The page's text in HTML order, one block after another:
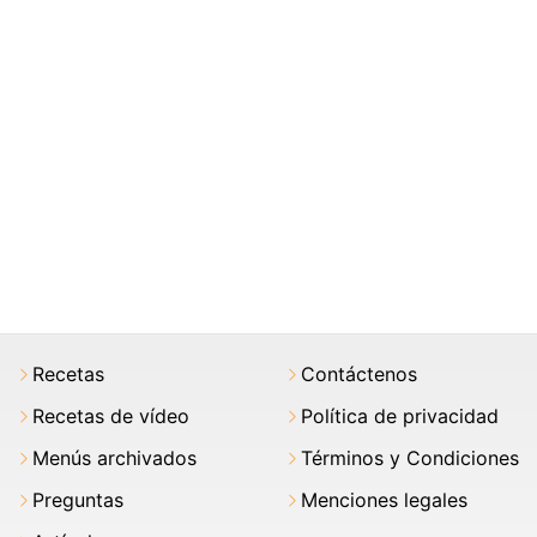
Recetas
Recetas de vídeo
Menús archivados
Preguntas
Contáctenos
Política de privacidad
Términos y Condiciones
Menciones legales